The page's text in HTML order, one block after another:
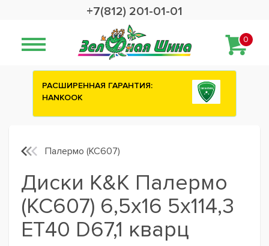
+7(812) 201-01-01
0
Сashback 2500 рублей на зимние
Палермо (КС607)
Диски K&K Палермо
(КС607) 6,5x16 5x114,3
ET40 D67,1 кварц